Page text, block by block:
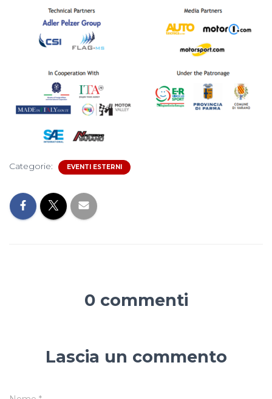
Categorie: EVENTI ESTERNI
0 commenti
Lascia un commento